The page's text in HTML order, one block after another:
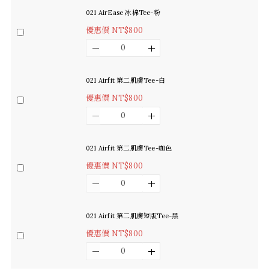
021 AirEase 冰棉Tee-粉
優惠價 NT$800
021 Airfit 第二肌膚Tee-白
優惠價 NT$800
021 Airfit 第二肌膚Tee-咖色
優惠價 NT$800
021 Airfit 第二肌膚短版Tee-黑
優惠價 NT$800